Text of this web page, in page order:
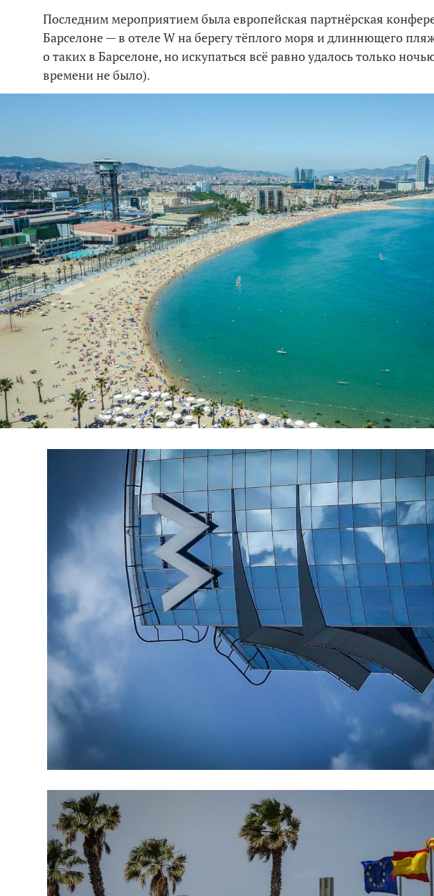
Последним мероприятием была европейская партнёрская
Барселоне — в отеле W на берегу тёплого моря и длиннющего
о таких в Барселоне, но искупаться всё равно удалось только
времени не было).